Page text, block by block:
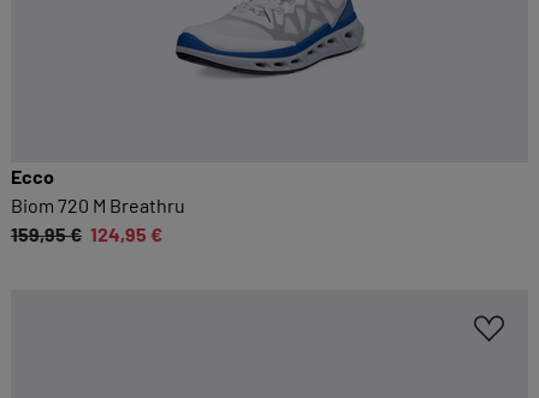
Ecco
Biom 720 M Breathru
159,95 € 124,95 €